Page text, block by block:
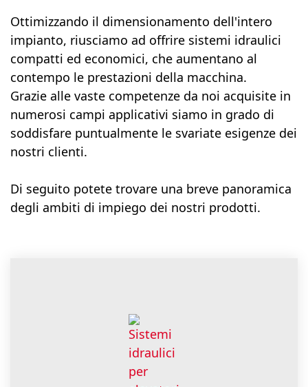
Ottimizzando il dimensionamento dell'intero
impianto, riusciamo ad offrire sistemi idraulici
compatti ed economici, che aumentano al
contempo le prestazioni della macchina.
Grazie alle vaste competenze da noi acquisite in
numerosi campi applicativi siamo in grado di
soddisfare puntualmente le svariate esigenze dei
nostri clienti.
Di seguito potete trovare una breve panoramica
degli ambiti di impiego dei nostri prodotti.